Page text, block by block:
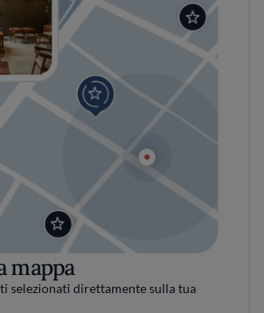
mappa
selezionati direttamente sulla tua